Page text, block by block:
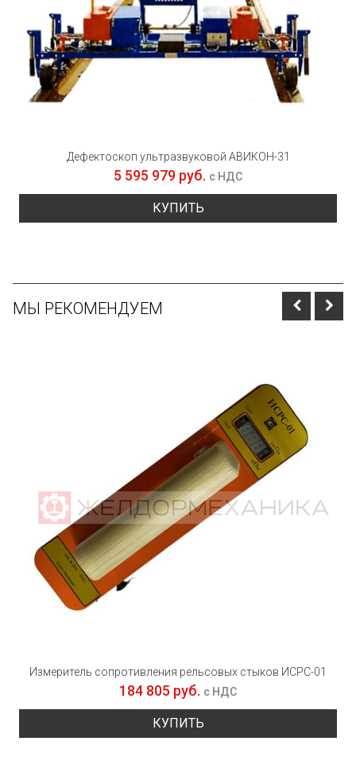
Дефектоскоп ультразвуковой АВИКОН-31
5 595 979 руб. с НДС
КУПИТЬ
МЫ РЕКОМЕНДУЕМ
Измеритель сопротивления рельсовых стыков ИСРС-01
184 805 руб. с НДС
КУПИТЬ